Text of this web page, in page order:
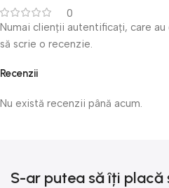
0
Recenzii
Nu există recenzii până acum.
Numai clienții autentificați, care
să scrie o recenzie.
S-ar putea să îți placă